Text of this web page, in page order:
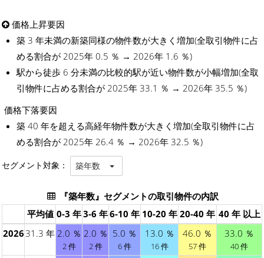
価格上昇要因
築 3 年未満の新築同様の物件数が大きく増加(全取引物件に占
める割合が 2025年 0.5 ％ → 2026年 1.6 ％)
駅から徒歩 6 分未満の比較的駅が近い物件数が小幅増加(全取
引物件に占める割合が 2025年 33.1 ％ → 2026年 35.5 ％)
価格下落要因
築 40 年を超える高経年物件数が大きく増加(全取引物件に占
める割合が 2025年 26.4 ％ → 2026年 32.5 ％)
セグメント対象： 築年数
『築年数』セグメントの取引物件の内訳
平均値 0-3 年3-6 年6-10 年 10-20 年 20-40 年 40 年 以上
202631.3 年 2.0 ％
2 件
2.0 ％
2 件
5.0 ％
6 件
13.0 ％
16 件
46.0 ％
57 件
33.0 ％
40 件